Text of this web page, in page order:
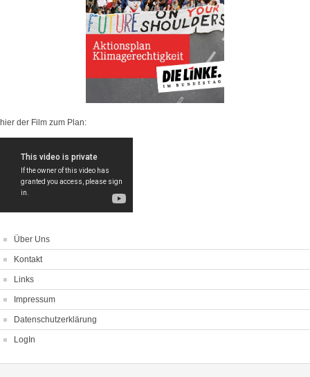
hier der Film zum Plan:
Über Uns
Kontakt
Links
Impressum
Datenschutzerklärung
LogIn